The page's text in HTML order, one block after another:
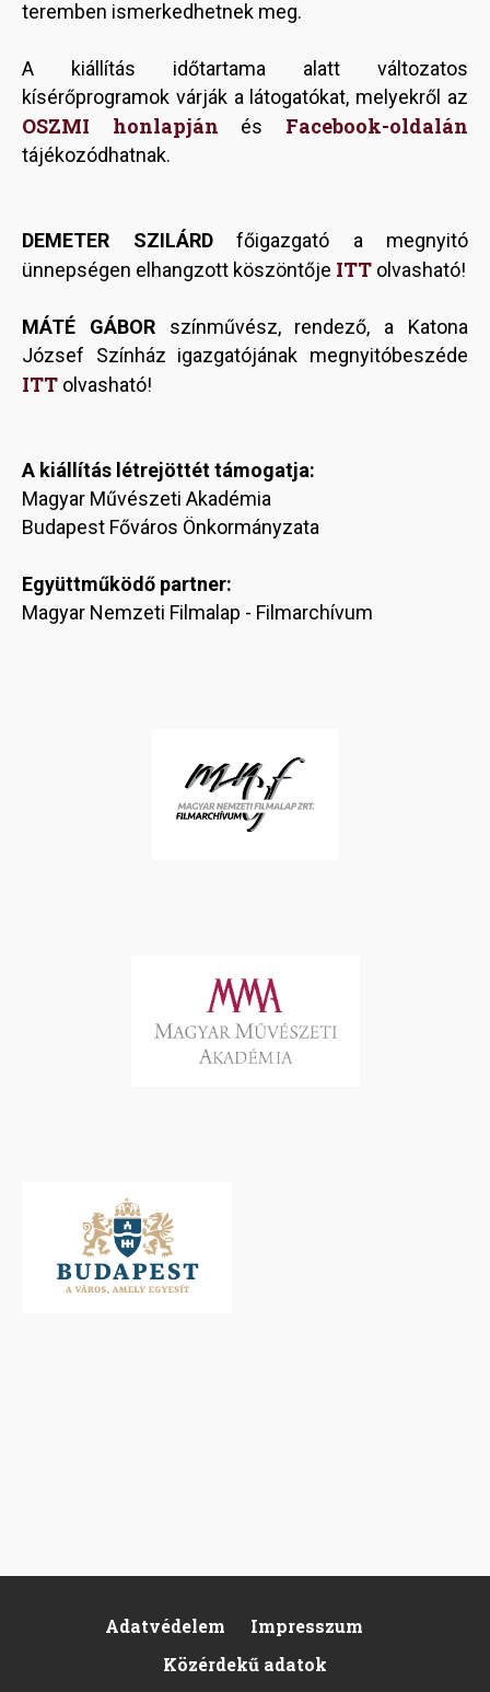
teremben ismerkedhetnek meg.
A kiállítás időtartama alatt változatos
kísérőprogramok várják a látogatókat, melyekről az
OSZMI honlapján és Facebook-oldalán
tájékozódhatnak.
DEMETER SZILÁRDfőigazgató a megnyitó
ünnepségen elhangzott köszöntője ITT olvasható!
MÁTÉ GÁBORszínművész, rendező, a Katona
József Színház igazgatójának megnyitóbeszéde
ITT olvasható!
A kiállítás létrejöttét támogatja:
Magyar Művészeti Akadémia
Budapest Főváros Önkormányzata
Együttműködő partner:
Magyar Nemzeti Filmalap - Filmarchívum
Footer
Adatvédelem
Impresszum
Közérdekű adatok